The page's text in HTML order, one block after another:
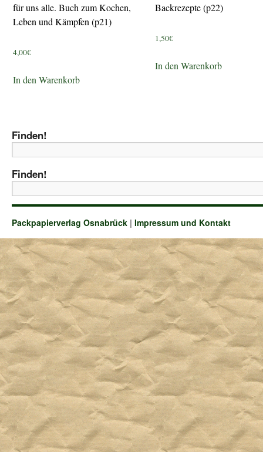
für uns alle. Buch zum Kochen,
Leben und Kämpfen (p21)
4,00€
In den Warenkorb
Backrezepte (p22)
1,50€
In den Warenkorb
Finden!
Finden!
Packpapierverlag Osnabrück | Impressum und Kontakt